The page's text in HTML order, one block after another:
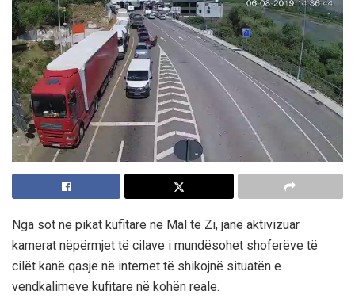
Nga sot në pikat kufitare në Mal të Zi, janë aktivizuar
kamerat nëpërmjet të cilave i mundësohet shoferëve të
cilët kanë qasje në internet të shikojnë situatën e
vendkalimeve kufitare në kohën reale.